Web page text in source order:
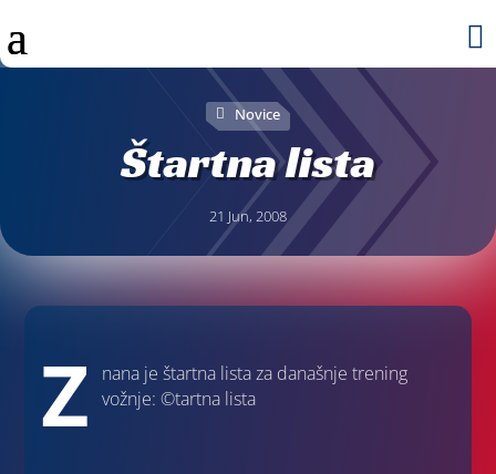

Novice
Štartna lista
21 Jun, 2008
Z
nana je štartna lista za današnje trening
vožnje:©tartna lista